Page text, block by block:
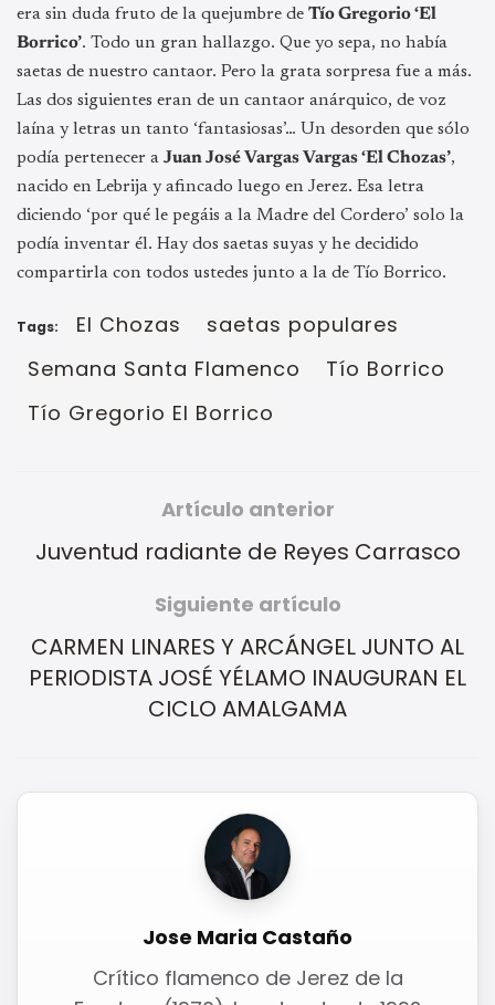
era sin duda fruto de la quejumbre de Tío Gregorio ‘El
Borrico’. Todo un gran hallazgo. Que yo sepa, no había
saetas de nuestro cantaor. Pero la grata sorpresa fue a más.
Las dos siguientes eran de un cantaor anárquico, de voz
laína y letras un tanto ‘fantasiosas’… Un desorden que sólo
podía pertenecer a Juan José Vargas Vargas ‘El Chozas’,
nacido en Lebrija y afincado luego en Jerez. Esa letra
diciendo ‘por qué le pegáis a la Madre del Cordero’ solo la
podía inventar él. Hay dos saetas suyas y he decidido
compartirla con todos ustedes junto a la de Tío Borrico.
Tags: El Chozas
saetas populares
Semana Santa Flamenco
Tío Borrico
Tío Gregorio El Borrico
Artículo anterior
Juventud radiante de Reyes Carrasco
Siguiente artículo
CARMEN LINARES Y ARCÁNGEL JUNTO AL
PERIODISTA JOSÉ YÉLAMO INAUGURAN EL
CICLO AMALGAMA
Jose Maria Castaño
Crítico flamenco de Jerez de la